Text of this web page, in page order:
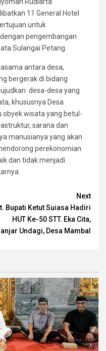
11 General Hotel
untuk
pengembangan
Sulangai Petang.
antara desa,
bergerak di bidang
desa-desa yang
khususnya Desa
obyek wisata yang betul-
sarana dan
manusianya yang akan
perekonomian
dan tidak menjadi
Next
Bupati Ketut Suiasa Hadiri
HUT Ke-50 STT. Eka Cita,
Undagi, Desa Mambal